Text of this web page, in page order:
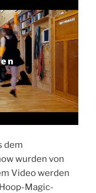
dem
wurden von
Video werden
Magic-